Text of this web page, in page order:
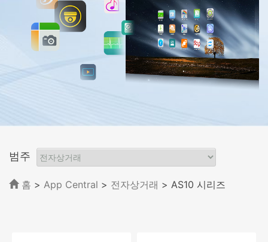
범주
홈 > App Central > 전자상거래 > AS10 시리즈